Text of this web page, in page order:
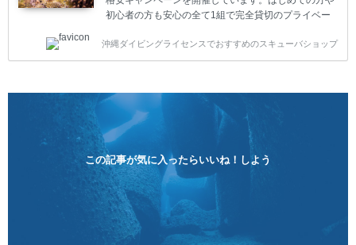
初心者の方も安心の全て1組で完全貸切のプライベー
1人様から気軽にご参加ください。 全てのコースで高
画質の記念撮影&水中撮影付きです。初心者の方やダ
す。 沖縄本島周辺ビーチ・体験ダイビング 格安キャ
ンペーン！！￥16800 ￥11800(税込) 器材 / 送迎 / 保
険 / 全て込み ダイビングがはじめての方や初心者でも
気軽に体験できる半日のコース。沖縄本島のビーチか
らのんびりダイビングを楽しめます...
沖縄ダイビングライセンスでおすすめのスキューバショップ
この記事が気に入ったらいいね！しよう